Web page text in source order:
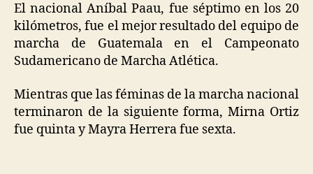
El nacional Aníbal Paau, fue séptimo en los 20
kilómetros, fue el mejor resultado del equipo de
marcha de Guatemala en el Campeonato
Sudamericano de Marcha Atlética.
Mientras que las féminas de la marcha nacional
terminaron de la siguiente forma, Mirna Ortiz
fue quinta y Mayra Herrera fue sexta.